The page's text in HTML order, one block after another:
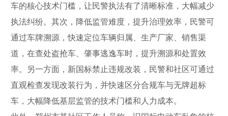
车的核心技术门槛，让民警执法有了清晰标准，大幅减少
执法纠纷。其次，降低监管难度，提升治理效率，民警可
通过车牌溯源，快速定位车辆归属、生产厂家、销售渠
道，在查处盗抢车、肇事逃逸车时，提升溯源和处置效
率。另一方面，新国标禁止违规改装，民警和社区可通过
直观检查发现改装行为，并快速区分合规车与无牌超标
车，大幅降低基层监管的技术门槛和人力成本。